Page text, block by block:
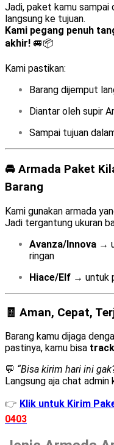
Jadi, paket kamu sampai
langsung ke tujuan.
Kami pegang penuh
akhir! 🚐📦
Kami pastikan:
Barang dijemput
Diantar oleh supir
Sampai tujuan
🚘 Armada Paket
Barang
Kami gunakan armada
Jadi tergantung ukuran
Avanza/Innova →
ringan
Hiace/Elf → untuk
🧾 Aman, Cepat,
Barang kamu dijaga
pastinya, kamu bisa
💬 “Bisa kirim hari ini
Langsung aja chat
👉 Klik untuk Kirim
0403